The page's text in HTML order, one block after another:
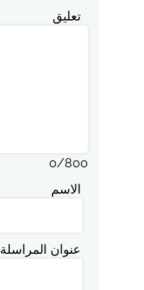
تعليق
0/800
الاسم
عنوان المراسلة